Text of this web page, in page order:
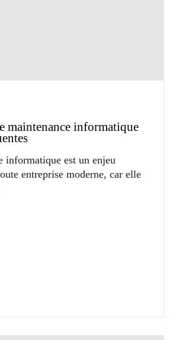
maintenance informatique
informatique est un enjeu
entreprise moderne, car elle